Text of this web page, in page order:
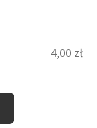
4,00 zł